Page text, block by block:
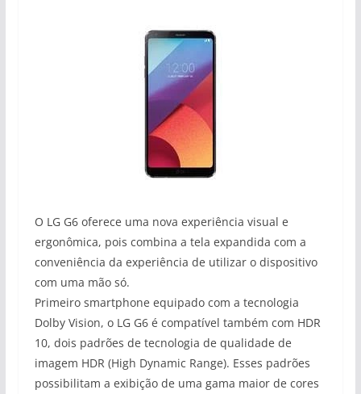
O LG G6 oferece uma nova experiência visual e
ergonômica, pois combina a tela expandida com a
conveniência da experiência de utilizar o dispositivo
com uma mão só.
Primeiro smartphone equipado com a tecnologia
Dolby Vision, o LG G6 é compatível também com HDR
10, dois padrões de tecnologia de qualidade de
imagem HDR (High Dynamic Range). Esses padrões
possibilitam a exibição de uma gama maior de cores